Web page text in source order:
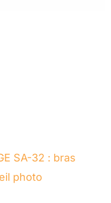
SA-32 : bras
photo